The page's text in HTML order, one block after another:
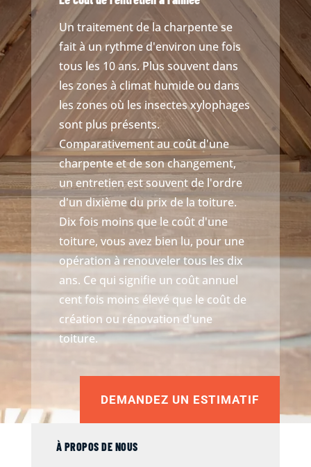
Un traitement de la charpente se
fait à un rythme d'environ une fois
tous les 10 ans. Plus souvent dans
les zones à climat humide ou dans
les zones où les insectes xylophages
sont plus présents.
Comparativement au coût d'une
charpente et de son changement,
un entretien est souvent de l'ordre
d'un dixième du prix de la toiture.
Dix fois moins que le coût d'une
toiture, vous avez bien lu, pour une
opération à renouveler tous les dix
ans. Ce qui signifie un coût annuel
cent fois moins élevé que le coût de
création ou rénovation d'une
toiture.
DEMANDEZ UN ESTIMATIF
À PROPOS DE NOUS